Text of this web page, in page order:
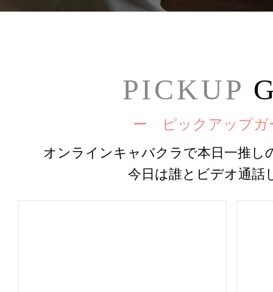
PICKUP
ー ピックアップ
オンラインキャバクラで本日一推し
今日は誰とビデオ通話